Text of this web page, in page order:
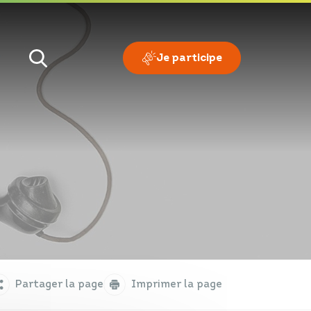
Je participe
Partager la page Imprimer la page